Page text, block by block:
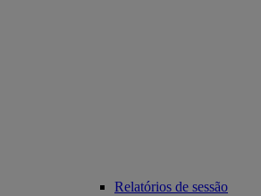
Relatórios de sessão